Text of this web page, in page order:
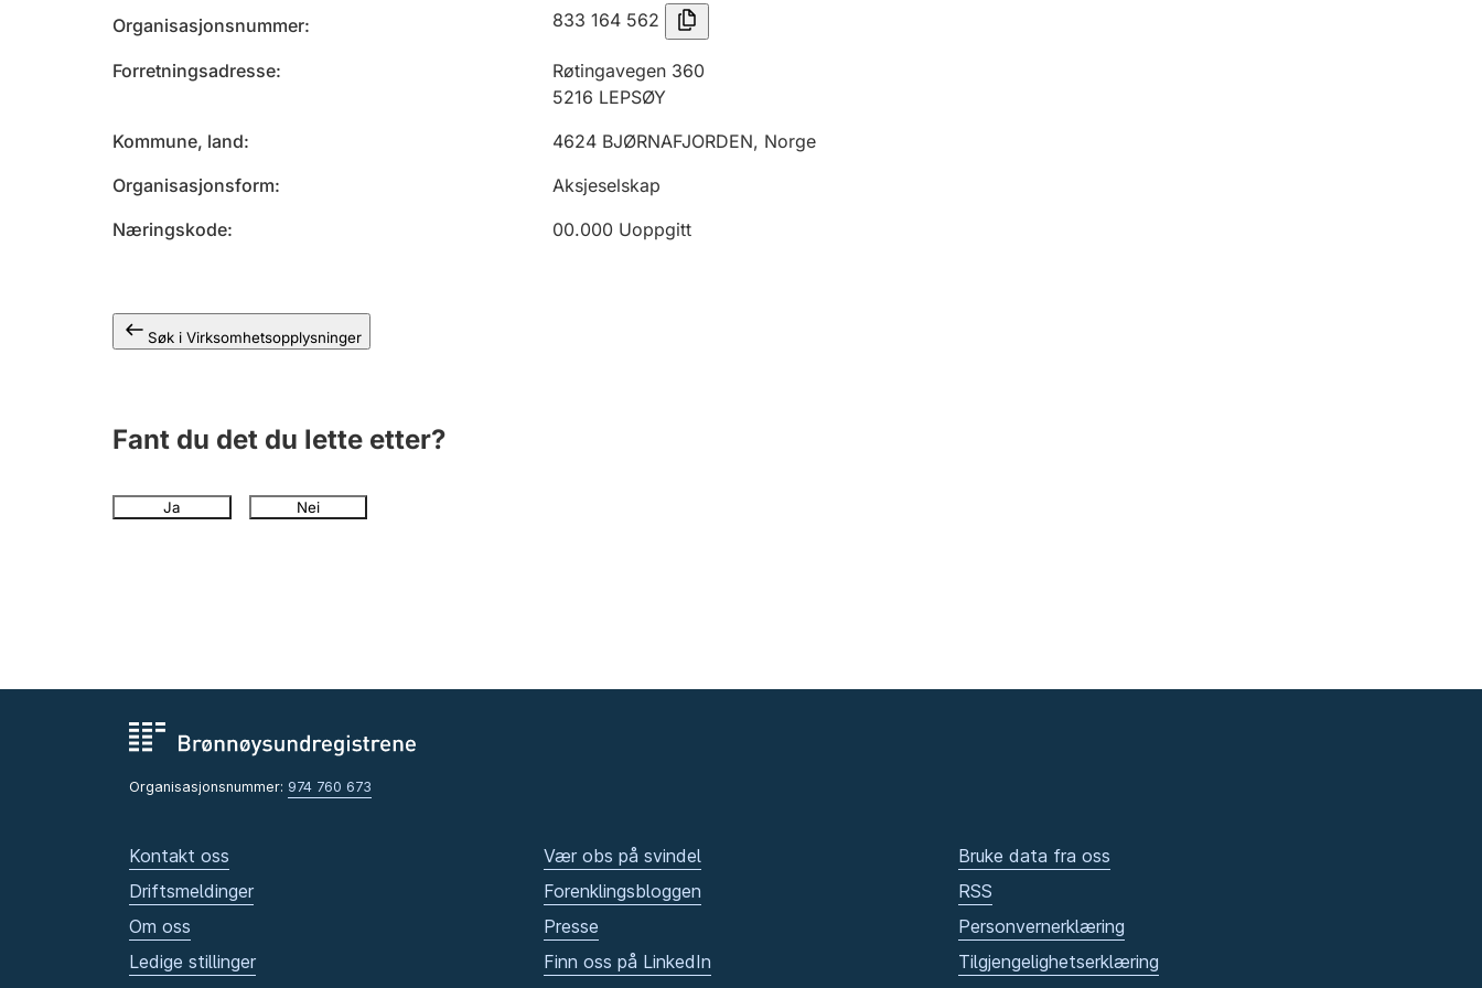
Organisasjonsnummer 833 164 562
Forretningsadresse
Røtingavegen 360
5216 LEPSØY
Kommune, land
4624 BJØRNAFJORDEN, Norge
Organisasjonsform
Aksjeselskap
Næringskode
00.000 Uoppgitt
Søk i Virksomhetsopplysninger
Fant du det du lette etter?
Ja Nei
Organisasjonsnummer: 974 760 673
Kontakt oss
Driftsmeldinger
Om oss
Ledige stillinger
Vær obs på svindel
Forenklingsbloggen
Presse
Finn oss på LinkedIn
Bruke data fra oss
RSS
Personvernerklæring
Tilgjengelighetserklæring